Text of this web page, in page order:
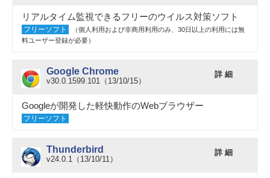
リアルタイム監視できるフリーのウイルス対策ソフト
フリーソフト
（個人利用および非商用利用のみ、30日以上の利用には無
料ユーザー登録が必要）
Google Chrome
v30.0.1599.101（13/10/15）
詳 細
Googleが開発した軽快動作のWebブラウザー
フリーソフト
Thunderbird
v24.0.1（13/10/11）
詳 細